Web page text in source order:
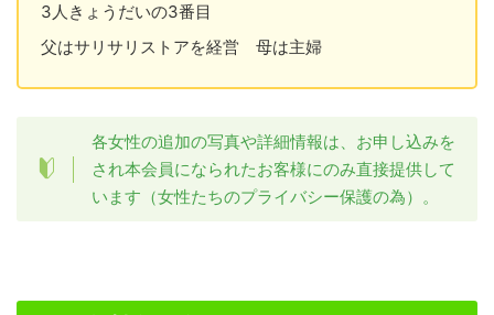
3人きょうだいの3番目
父はサリサリストアを経営 母は主婦
各女性の追加の写真や詳細情報は、お申し込みを
され本会員になられたお客様にのみ直接提供して
います（女性たちのプライバシー保護の為）。